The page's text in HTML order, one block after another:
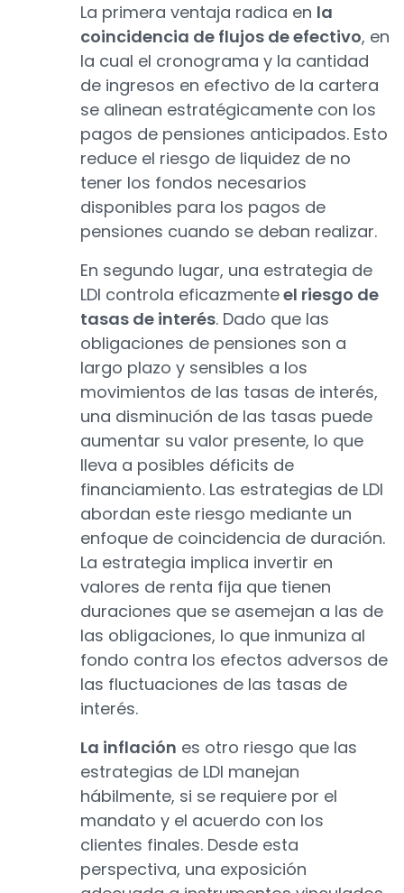
La primera ventaja radica en la
coincidencia de flujos de efectivo, en
la cual el cronograma y la cantidad
de ingresos en efectivo de la cartera
se alinean estratégicamente con los
pagos de pensiones anticipados. Esto
reduce el riesgo de liquidez de no
tener los fondos necesarios
disponibles para los pagos de
pensiones cuando se deban realizar.
En segundo lugar, una estrategia de
LDI controla eficazmenteel riesgo de
tasas de interés. Dado que las
obligaciones de pensiones son a
largo plazo y sensibles a los
movimientos de las tasas de interés,
una disminución de las tasas puede
aumentar su valor presente, lo que
lleva a posibles déficits de
financiamiento. Las estrategias de LDI
abordan este riesgo mediante un
enfoque de coincidencia de duración.
La estrategia implica invertir en
valores de renta fija que tienen
duraciones que se asemejan a las de
las obligaciones, lo que inmuniza al
fondo contra los efectos adversos de
las fluctuaciones de las tasas de
interés.
La inflación es otro riesgo que las
estrategias de LDI manejan
hábilmente, si se requiere por el
mandato y el acuerdo con los
clientes finales. Desde esta
perspectiva, una exposición